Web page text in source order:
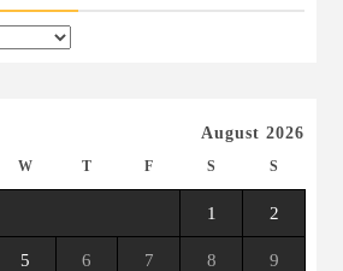
August 2026
W T F S S
1 2
5 6 7 8 9